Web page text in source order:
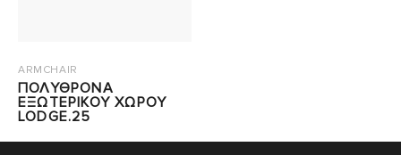
ARMCHAIR
ΠΟΛΥΘΡΟΝΑ
ΕΞΩΤΕΡΙΚΟΥ ΧΩΡΟΥ
LODGE.25